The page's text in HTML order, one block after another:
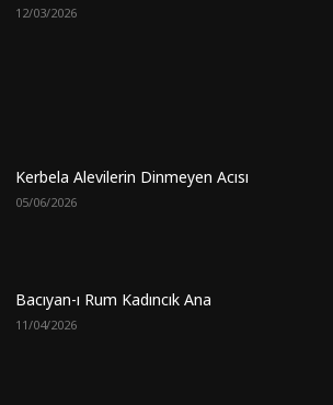
12/03/2026
Kerbela Alevilerin Dinmeyen Acısı
05/06/2026
Bacıyan-ı Rum Kadıncık Ana
11/04/2026